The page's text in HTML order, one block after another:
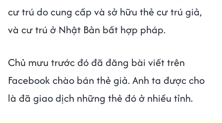
cư trú do cung cấp và sở hữu thẻ cư trú giả,
và cư trú ở Nhật Bản bất hợp pháp.
Chủ mưu trước đó đã đăng bài viết trên
Facebook chào bán thẻ giả. Anh ta được cho
là đã giao dịch những thẻ đó ở nhiều tỉnh.